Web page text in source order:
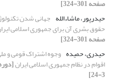
صفحه 301-324]
حیدرپور، ماشاءالله جهانی شدن
حقوق بشری آن برای جمهوری اسلامی
صفحه 301-324]
حیدری، حمیده وجوه اشتراک قومی و
اقوام در نظام جمهوری اسلامی ایران
3-24]